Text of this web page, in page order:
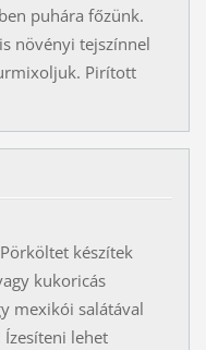
puhára főzünk.
növényi tejszínnel
Pirított
készítek
kukoricás
mexikói salátával
lehet